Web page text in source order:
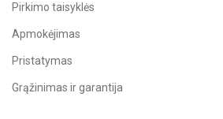
Pirkimo taisyklės
Apmokėjimas
Pristatymas
Grąžinimas ir garantija